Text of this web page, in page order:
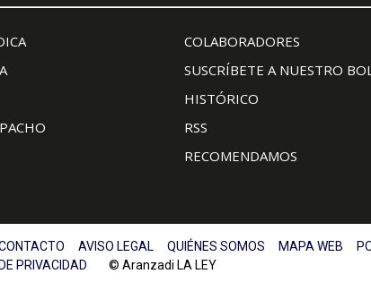
COLABORADORES
SUSCRÍBETE A NUESTRO
HISTÓRICO
RSS
RECOMENDAMOS
AVISO LEGAL QUIÉNES SOMOS MAPA WEB
PRIVACIDAD © Aranzadi LA LEY